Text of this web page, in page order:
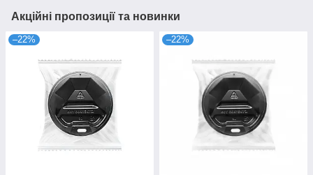
Акційні пропозиції та новинки
–22% –22%